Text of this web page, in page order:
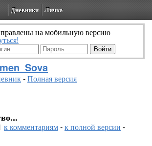
Дневники Личка
на мобильную версию
-Полная версия
к комментариям-к полной версии -